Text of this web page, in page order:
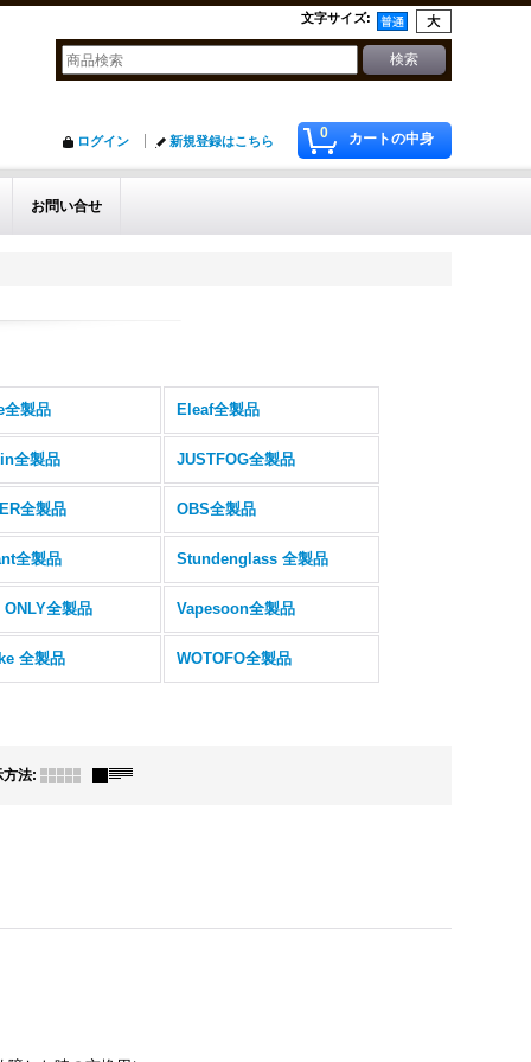
文字サイズ:
0 カートの中身
ログイン 新規登録はこちら
お問い合せ
全製品 Eleaf全製品
全製品 JUSTFOG全製品
全製品 OBS全製品
全製品 Stundenglass 全製品
ONLY全製品 Vapesoon全製品
全製品 WOTOFO全製品
方法: